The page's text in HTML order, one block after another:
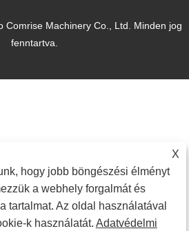
X
hogy jobb böngészési élményt
a webhely forgalmát és
tartalmat. Az oldal használatával
k használatát. Adatvédelmi
Comrise Machinery Co., Ltd. Minden jog
fenntartva.